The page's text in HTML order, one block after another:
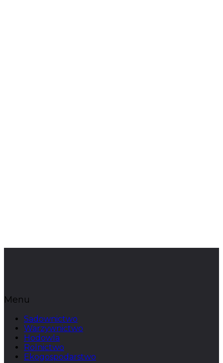
Menu
Sadownictwo
Warzywnictwo
Hodowla
Rolnictwo
Ekogospodarstwo